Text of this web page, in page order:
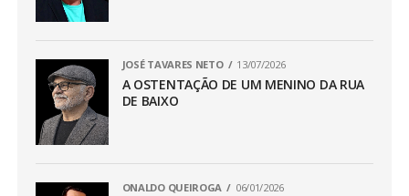
JOSÉ TAVARES NETO 13/07/2026
A OSTENTAÇÃO DE UM MENINO DA RUA
DE BAIXO
ONALDO QUEIROGA 06/01/2026